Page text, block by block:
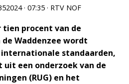
· 07:35 · RTV NOF
tien procent van de
Waddenzee wordt
standaarden,
een onderzoek van de
(RUG) en het